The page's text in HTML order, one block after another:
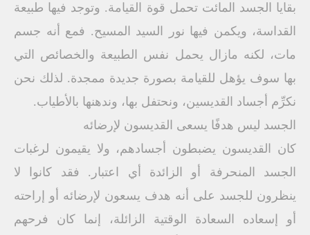
بقايا الجسد المائت تحمل قوة القيامة. وتوجد فيها طبيعة
القداسة، ويكمن فيها نور السيد المسيح. فمع أنه جسم
مات، لكنه مازال يحمل نفس الطبيعة والخصائص التي
بها سوف يؤهل للقيامة بصورة جديدة ممجدة. لذلك نحن
نكرِّم أجساد القديسين، ونحتفل بها، وندهنها بالأطياب.
الجسد ليس هدفًا يسعى القديسون لإرضائه
كان القديسون يضبطون أجسادهم، ولا يقيمون لرغبات
الجسد المنحرفة أو الزائدة أي اعتبار. فقد كانوا لا
ينظرون للجسد على أنه هدف يسعون لإرضائه أو إراحته
أو إسعاده السعادة الوقتية الزائلة، إنما كان فرحهم